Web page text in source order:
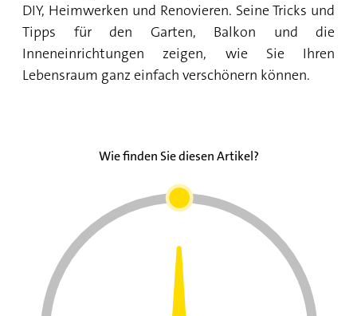
DIY, Heimwerken und Renovieren. Seine Tricks und
Tipps für den Garten, Balkon und die
Inneneinrichtungen zeigen, wie Sie Ihren
Lebensraum ganz einfach verschönern können.
Wie finden Sie diesen Artikel?